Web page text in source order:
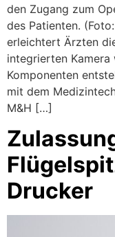
den Zugang zum
des Patienten.
erleichtert Ärzten
integrierten
Komponenten
mit dem
M&H […]
Drucker